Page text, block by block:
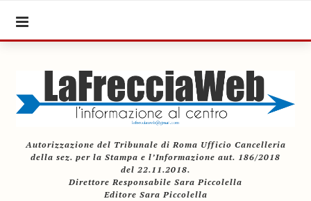
Autorizzazione del Tribunale di Roma Ufficio Cancelleria
della sez. per la Stampa e l’Informazione aut. 186/2018
del 22.11.2018.
Direttore Responsabile Sara Piccolella
Editore Sara Piccolella